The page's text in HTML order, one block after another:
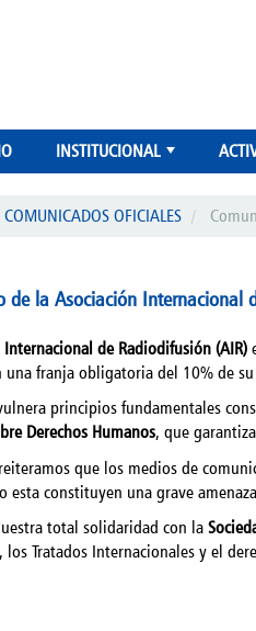
+
INSTITUCIONAL
OFICIALES
de la Asociación Internacional
de Radiodifusión (AIR)
una franja obligatoria del 10% de
principios fundamentales
Derechos Humanos, que
que los medios de
esta constituyen una grave
total solidaridad con la
los Tratados Internacionales y el